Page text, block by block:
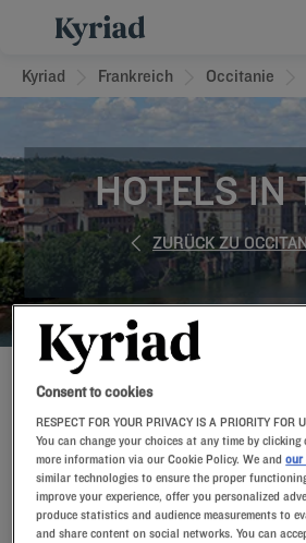
Kyriad Frankreich Occitanie
HOTELS IN
ZURÜCK ZU
BUCHEN SIE JETZT IN
Consent to cookies
RESPECT FOR YOUR PRIVACY IS A PRIORITY FOR
You can change your choices at any time by
more information via our Cookie Policy. We andour
similar technologies to ensure the proper
improve your experience, offer you personalized
produce statistics and audience measurements to
and share content on social networks. You can